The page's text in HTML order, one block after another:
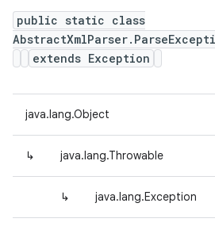
public static class
extends Exception
java.lang.Object
↳ java.lang.Throwable
↳ java.lang.Exception